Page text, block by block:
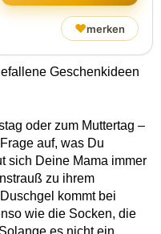
♥merken
Geschenkideen
oder zum Muttertag –
auf, was Du
sich Deine Mama immer
zu ihrem
kommt bei
wie die Socken, die
es nicht ein